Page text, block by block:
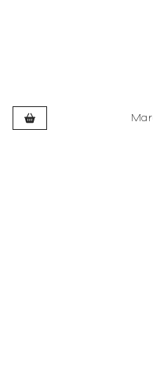
Développé et hébergé par
Développé et hébergé par